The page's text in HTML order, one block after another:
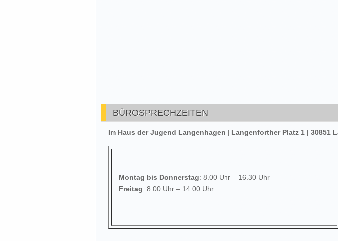
BÜROSPRECHZEITEN
Im Haus der Jugend Langenhagen | Langenforther Platz 1 | 30851
Montag bis Donnerstag: 8.00 Uhr – 16.30 Uhr
Freitag: 8.00 Uhr – 14.00 Uhr